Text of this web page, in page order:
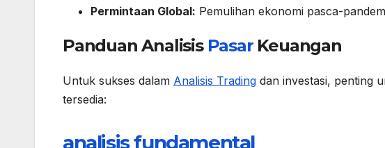
Permintaan Global: Pemulihan ekonomi pasca-
Panduan Analisis PasarKeuangan
Untuk sukses dalam Analisis Trading dan investasi, penting
tersedia:
analisis fundamental